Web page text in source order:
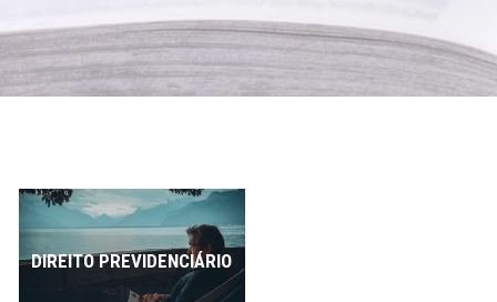
Áreas de Atuação
Profissionais
Contato
DIREITO PREVIDENCIÁRIO